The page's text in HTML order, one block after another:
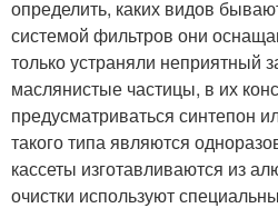
определить, каких видов
системой фильтров они
только устраняли неприятный
маслянистые частицы, в их
предусматриваться синтепон
такого типа являются
кассеты изготавливаются из
очистки используют